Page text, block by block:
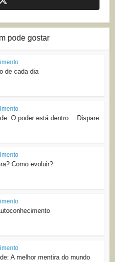
pode gostar
de cada dia
O poder está dentro… Dispare
Como evoluir?
A melhor mentira do mundo